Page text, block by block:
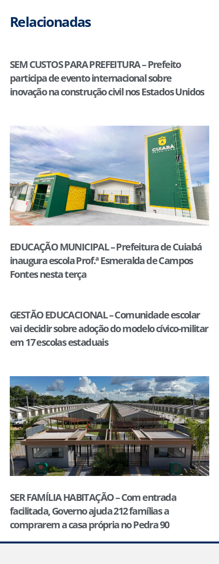
Relacionadas
SEM CUSTOS PARA PREFEITURA – Prefeito
participa de evento internacional sobre
inovação na construção civil nos Estados Unidos
EDUCAÇÃO MUNICIPAL – Prefeitura de Cuiabá
inaugura escola Prof.ª Esmeralda de Campos
Fontes nesta terça
GESTÃO EDUCACIONAL – Comunidade escolar
vai decidir sobre adoção do modelo cívico-militar
em 17 escolas estaduais
SER FAMÍLIA HABITAÇÃO – Com entrada
facilitada, Governo ajuda 212 famílias a
comprarem a casa própria no Pedra 90